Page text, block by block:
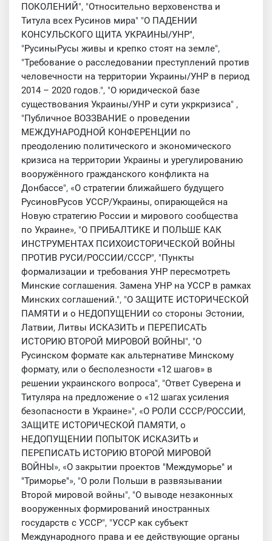
ПОКОЛЕНИЙ ", "Относительно верховенства и
Титула всех Русинов мира" "О ПАДЕНИИ
КОНСУЛЬСКОГО ЩИТА УКРАИНЫ/УНР",
"РусиныРусы живы и крепко стоят на земле",
"Требование о расследовании преступлений против
человечности на территории Украины/УНР в период
2014 – 2020 годов.", "О юридической базе
существования Украины/УНР и сути укркризиса" ,
"Публичное ВОЗЗВАНИЕ о проведении
МЕЖДУНАРОДНОЙ КОНФЕРЕНЦИИ по
преодолению политического и экономического
кризиса на территории Украины и урегулированию
вооружённого гражданского конфликта на
Донбассе", «О стратегии ближайшего будущего
РусиновРусов УССР/Украины, опирающейся на
Новую стратегию России и мирового сообщества
по Украине», "О ПРИБАЛТИКЕ И ПОЛЬШЕ КАК
ИНСТРУМЕНТАХ ПСИХОИСТОРИЧЕСКОЙ ВОЙНЫ
ПРОТИВ РУСИ/РОССИИ/СССР", "Пункты
формализации и требования УНР пересмотреть
Минские соглашения. Замена УНР на УССР в рамках
Минских соглашений.", "О ЗАЩИТЕ ИСТОРИЧЕСКОЙ
ПАМЯТИ и о НЕДОПУЩЕНИИ со стороны Эстонии,
Латвии, Литвы ИСКАЗИТЬ и ПЕРЕПИСАТЬ
ИСТОРИЮ ВТОРОЙ МИРОВОЙ ВОЙНЫ ", "О
Русинском формате как альтернативе Минскому
формату, или о бесполезности «12 шагов» в
решении украинского вопроса", "Ответ Суверена и
Титуляра на предложение о «12 шагах усиления
безопасности в Украине»", «О РОЛИ СССР/РОССИИ,
ЗАЩИТЕ ИСТОРИЧЕСКОЙ ПАМЯТИ, о
НЕДОПУЩЕНИИ ПОПЫТОК ИСКАЗИТЬ и
ПЕРЕПИСАТЬ ИСТОРИЮ ВТОРОЙ МИРОВОЙ
ВОЙНЫ », «О закрытии проектов "Междуморье" и
"Триморье"», "О роли Польши в развязывании
Второй мировой войны", "О выводе незаконных
вооруженных формирований иностранных
государств с УССР", "УССР как субъект
Международного права и ее действующие органы